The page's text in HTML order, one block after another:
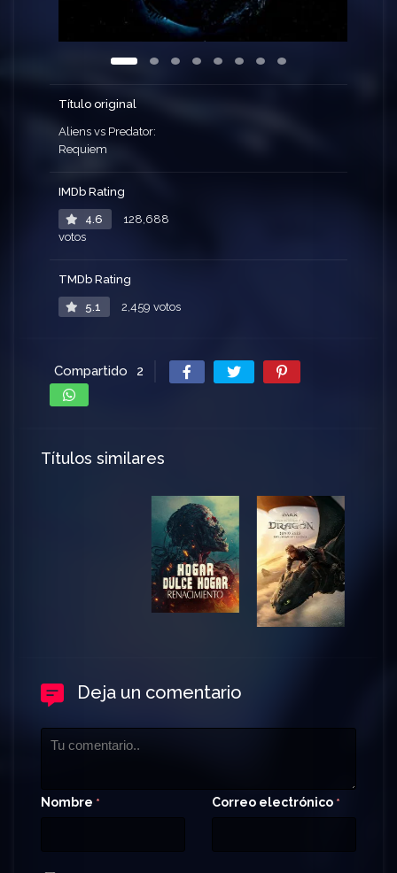
Título original
Aliens vs Predator:
Requiem
IMDb Rating
4.6
128,688
votos
TMDb Rating
5.1 2,459 votos
Compartido 2
Títulos similares
Deja un comentario
Nombre * Correo electrónico *